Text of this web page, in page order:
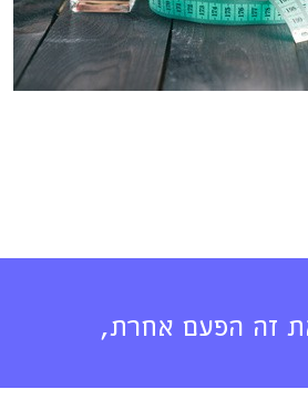
זה הפעם אחרת,